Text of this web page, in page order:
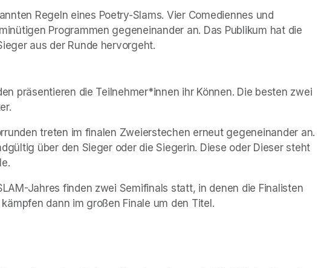
Regeln eines Poetry-Slams. Vier Comediennes und
Programmen gegeneinander an. Das Publikum hat die
aus der Runde hervorgeht.
präsentieren die Teilnehmer*innen ihr Können. Die besten zwei
treten im finalen Zweierstechen erneut gegeneinander an.
über den Sieger oder die Siegerin. Diese oder Dieser steht
Jahres finden zwei Semifinals statt, in denen die Finalisten
dann im großen Finale um den Titel.